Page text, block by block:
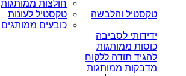
טקסטיל והלבשה
חולצות ממותגות
טקסטיל לעונות
כובעים ממותגים
ידידותי לסביבה
כוסות ממותגות
להגיד תודה ללקוח
מדבקות ממותגות